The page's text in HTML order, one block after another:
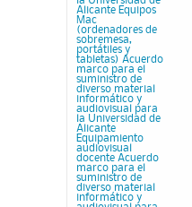
Alicante Equipos
Mac
(ordenadores de
sobremesa,
portátiles y
tabletas) Acuerdo
marco para el
suministro de
diverso material
informático y
audiovisual para
la Universidad de
Alicante
Equipamiento
audiovisual
docente Acuerdo
marco para el
suministro de
diverso material
informático y